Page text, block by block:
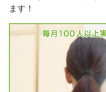
ます！